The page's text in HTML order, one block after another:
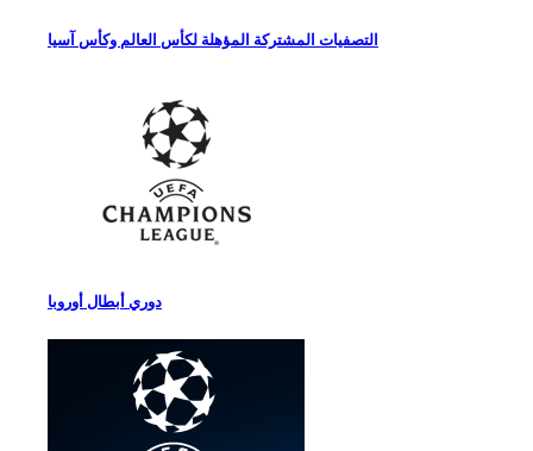
التصفيات المشتركة المؤهلة لكأس العالم وكأس آسيا
دوري أبطال أوروبا